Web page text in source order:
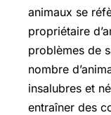
animaux se
propriétaire
problèmes de
nombre
insalubres et
entraîner des